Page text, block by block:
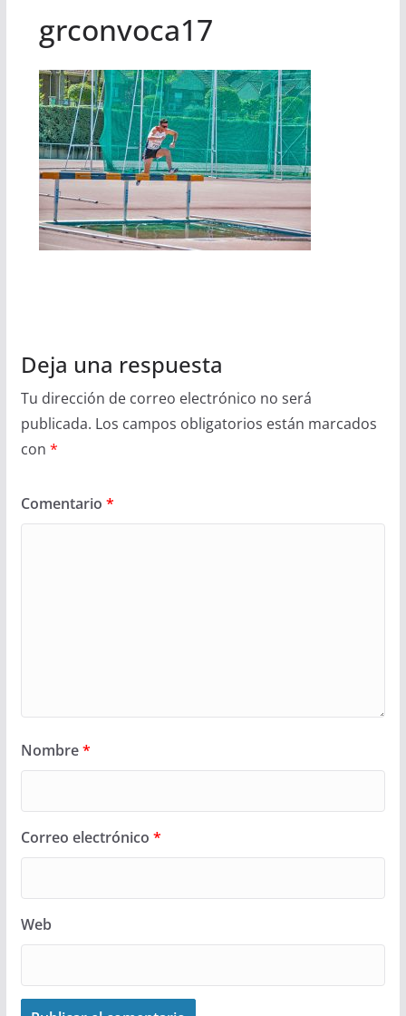
grconvoca17
Deja una respuesta
Tu dirección de correo electrónico no será
publicada. Los campos obligatorios están marcados
con *
Comentario *
Nombre*
Correo electrónico *
Web